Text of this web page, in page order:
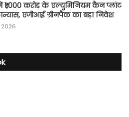
₹1,000 करोड़ के एल्युमिनियम कैन प्लांट
एजीआई ग्रीनपैक का बड़ा निवेश
2026